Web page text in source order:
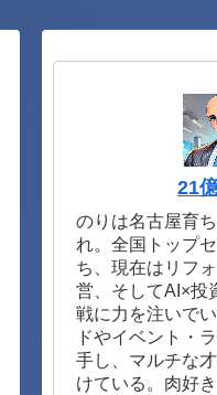
21
のりは名古屋育
れ。全国トップ
ち、現在はリフ
営、そしてAI×投
戦に力を注いで
ドやイベント・
手し、マルチな
けている。肉好